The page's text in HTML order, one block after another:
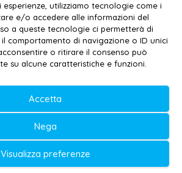
utilizziamo tecnologie come i
e/o accedere alle informazioni del
a queste tecnologie ci permetterà di
comportamento di navigazione o ID unici
o ritirare il consenso può
su alcune caratteristiche e funzioni.
Accetta
Nega
Visualizza preferenze
Cookie policy
2026 | Galatina24 ®
al n. 11/2020 Registro della
Tribunale di Lecce
e direttore responsabile:
G. Masciullo
marchio registrato dal Ministero